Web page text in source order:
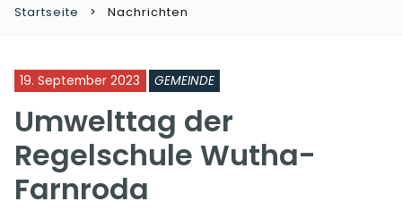
Startseite Nachrichten
19. September 2023 GEMEINDE
Umwelttag der
Regelschule Wutha-
Farnroda